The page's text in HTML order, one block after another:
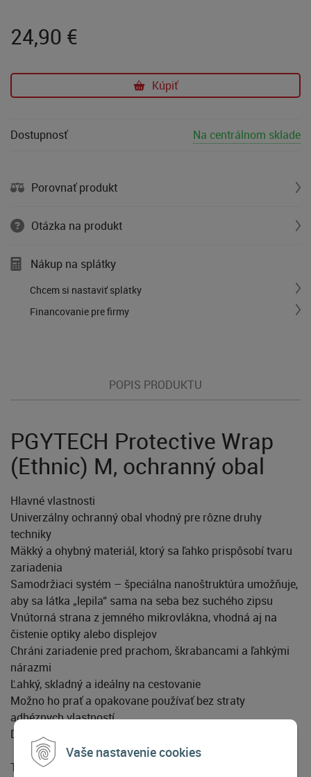
Vaše nastavenie cookies
24,90 €
Kúpiť
Dostupnosť Na centrálnom sklade
Porovnať produkt
Otázka na produkt
Nákup na splátky
Chcem si nastaviť splátky
Financovanie pre firmy
POPIS PRODUKTU
PGYTECH Protective Wrap
(Ethnic) M, ochranný obal
Hlavné vlastnosti
Univerzálny ochranný obal vhodný pre rôzne druhy
techniky
Mäkký a ohybný materiál, ktorý sa ľahko prispôsobí tvaru
zariadenia
Samodržiaci systém – špeciálna nanoštruktúra umožňuje,
aby sa látka „lepila“ sama na seba bez suchého zipsu
Vnútorná strana z jemného mikrovlákna, vhodná aj na
čistenie optiky alebo displejov
Chráni zariadenie pred prachom, škrabancami a ľahkými
nárazmi
Ľahký, skladný a ideálny na cestovanie
Možno ho prať a opakovane používať bez straty
adhéznych vlastností
Dizajn Ethnic s výrazným tradičným vzorom
Technické špecifikácie